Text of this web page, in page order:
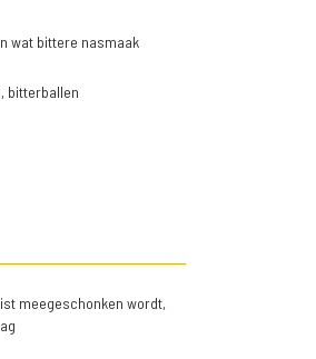
wat bittere nasmaak
bitterballen
meegeschonken wordt,